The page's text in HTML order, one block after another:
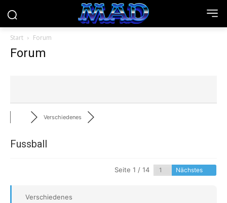
Start Forum
Forum
Verschiedenes
Fussball
Seite 1 / 14 Nächstes
Verschiedenes